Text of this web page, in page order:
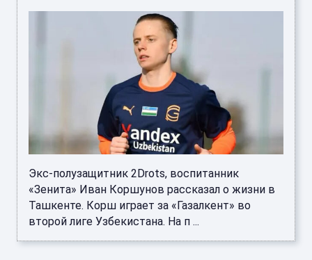
Экс-полузащитник 2Drots, воспитанник
«Зенита» Иван Коршунов рассказал о жизни в
Ташкенте. Корш играет за «Газалкент» во
второй лиге Узбекистана. На п ...